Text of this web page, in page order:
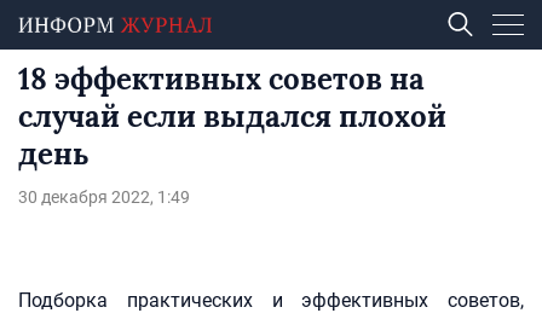
18 эффективных советов на
случай если выдался плохой
день
30 декабря 2022, 1:49
Подборка практических и эффективных советов,